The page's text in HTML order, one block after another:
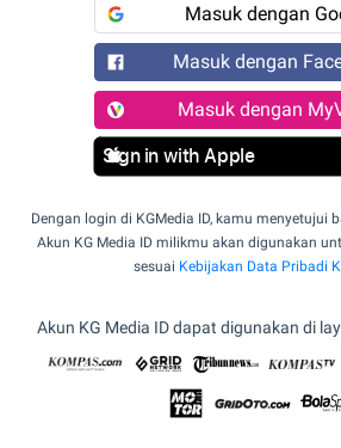
Masuk dengan
Masuk dengan
Masuk dengan
Sign in with Apple
Dengan login di KGMedia ID, kamu menyetujui
Akun KG Media ID milikmu akan digunakan
sesuai Kebijakan Data Pribadi
Akun KG Media ID dapat digunakan di